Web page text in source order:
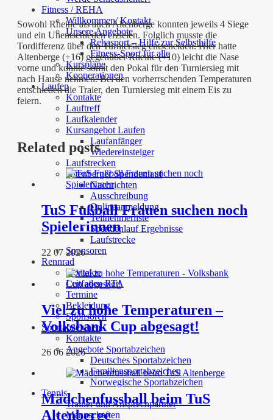
Fitness / REHA
Willkommen/ Kontakt
Unsere Angebote
Rehasport – Hilfe zur Selbsthilfe
Fitness-Sport für alle
Kurspläne
Kooperationen
Laufen
Kontakte
Lauftreff
Laufkalender
Kursangebot Laufen
Laufanfänger
Wiedereinsteiger
Laufstrecken
Altenberger Spendenlauf
Nachrichten
Ausschreibung
Onlineanmeldung
Teilnehmerliste
Spendenlauf Ergebnisse
Laufstrecke
Sponsoren
Rennrad
Kontakte
Leitfaden RTA
Termine
Bekleidung
Sponsoren
Sportabzeichen
Kontakte
Angebote Sportabzeichen
Deutsches Sportabzeichen
Familiensportabzeichen
Norwegische Sportabzeichen
Tennis
Trainer und Ansprechpartner
Mannschaften
Sowohl Rheine als auch Altenberge konnten jeweils 4 Siege
und ein Unentschieden erzielen. Folglich musste die
Tordifferenz über den Turniersieg entscheiden. Hier hatte
Altenberge (+16) gegenüber Rheine (+10) leicht die Nase
vorne und konnte somit den Pokal für den Turniersieg mit
nach Hause nehmen. Bei den vorherrschenden Temperaturen
entschieden die Traier, den Turniersieg mit einem Eis zu
feiern.
Related posts
TuS Fußball Frauen suchen noch
Spielerinnen
22 07 2026
Viel zu hohe Temperaturen –
Volksbank Cup abgesagt!
26 06 2026
Mädchenfussball beim TuS
Altenberge